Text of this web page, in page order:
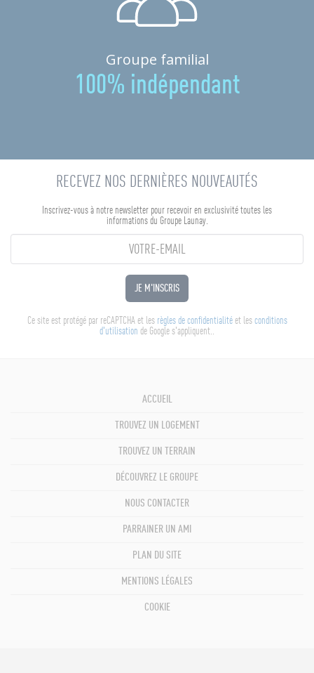
Groupe familial
100% indépendant
RECEVEZ NOS DERNIÈRES NOUVEAUTÉS
Inscrivez-vous à notre newsletter pour recevoir en exclusivité toutes les
informations du Groupe Launay.
JE M'INSCRIS
Ce site est protégé par reCAPTCHA et les règles de confidentialitéet les conditions
d'utilisation de Google s'appliquent..
ACCUEIL
TROUVEZ UN LOGEMENT
TROUVEZ UN TERRAIN
DÉCOUVREZ LE GROUPE
NOUS CONTACTER
PARRAINER UN AMI
PLAN DU SITE
MENTIONS LÉGALES
COOKIE